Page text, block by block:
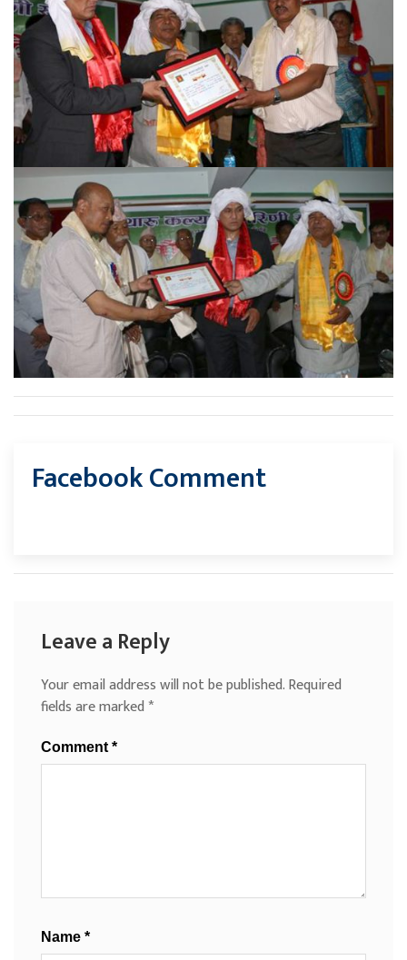
Facebook Comment
Leave a Reply
Your email address will not be published.Required
fields are marked*
Comment *
Name *